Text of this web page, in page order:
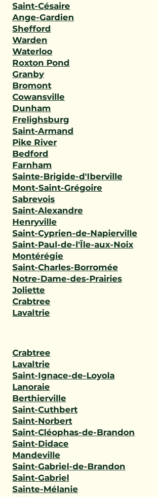
Saint-Césaire
Ange-Gardien
Shefford
Warden
Waterloo
Roxton Pond
Granby
Bromont
Cowansville
Dunham
Frelighsburg
Saint-Armand
Pike River
Bedford
Farnham
Sainte-Brigide-d'Iberville
Mont-Saint-Grégoire
Sabrevois
Saint-Alexandre
Henryville
Saint-Cyprien-de-Napierville
Saint-Paul-de-l'Île-aux-Noix
Montérégie
Saint-Charles-Borromée
Notre-Dame-des-Prairies
Joliette
Crabtree
Lavaltrie
Crabtree
Lavaltrie
Saint-Ignace-de-Loyola
Lanoraie
Berthierville
Saint-Cuthbert
Saint-Norbert
Saint-Cléophas-de-Brandon
Saint-Didace
Mandeville
Saint-Gabriel-de-Brandon
Saint-Gabriel
Sainte-Mélanie